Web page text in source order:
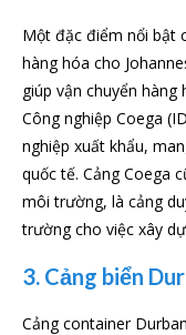
Một đặc điểm nổi bật
hàng hóa cho
giúp vận chuyển hàng
Công nghiệp Coega
nghiệp xuất khẩu,
quốc tế. Cảng Coega
môi trường, là cảng
trường cho việc xây
3. Cảng biển
Cảng container